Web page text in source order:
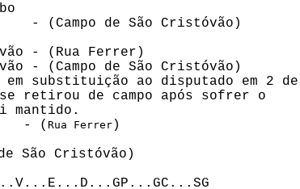
- (Campo de São Cristóvão)
- (Rua Ferrer)
- (Campo de São Cristóvão)
ao disputado em 2 de
retirou de campo após sofrer o
mantido.
- ( Rua Ferrer )
São Cristóvão)